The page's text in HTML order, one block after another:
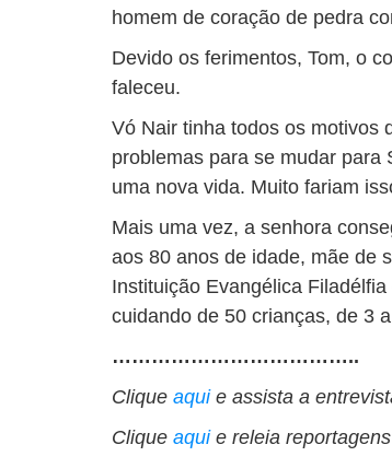
homem de coração de pedra
Devido os ferimentos, Tom, o
faleceu.
Vó Nair tinha todos os motivos
problemas para se mudar para
uma nova vida. Muito fariam
Mais uma vez, a senhora
aos 80 anos de idade, mãe de
Instituição Evangélica
cuidando de 50 crianças, de 3
………………………………..
Clique aquie assista a
Clique aquie releia